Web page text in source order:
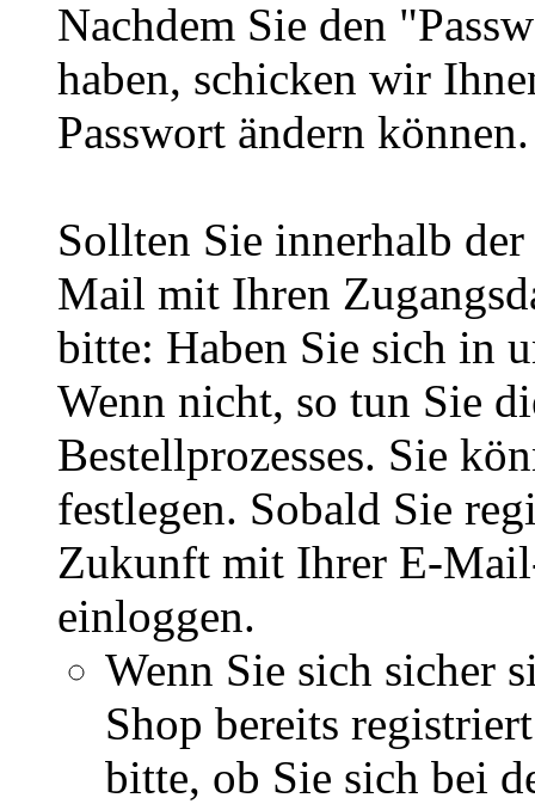
Nachdem Sie den
haben, schicken wir
Passwort ändern können.
Sollten Sie innerhalb
Mail mit Ihren
bitte: Haben Sie sich in
Wenn nicht, so tun Sie
Bestellprozesses. Sie
festlegen. Sobald Sie
Zukunft mit Ihrer E-
einloggen.
Wenn Sie sich sicher
Shop bereits
bitte, ob Sie sich bei